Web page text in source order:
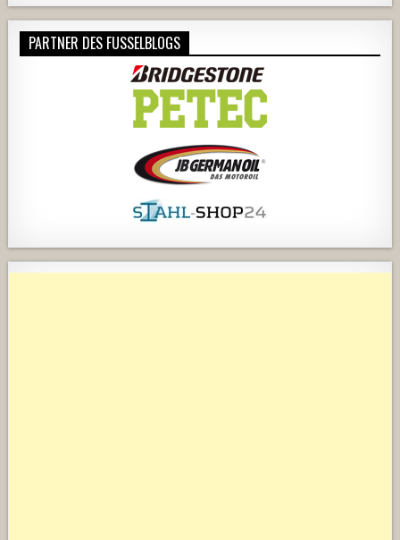
PARTNER DES FUSSELBLOGS